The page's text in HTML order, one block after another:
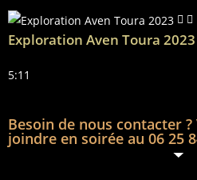
Exploration Aven Toura 2023
5:11
Besoin de nous contacter
joindre en soirée au 06 25